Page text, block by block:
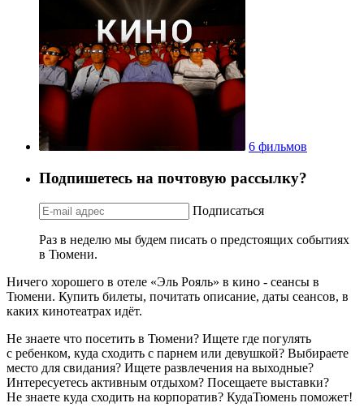
6 фильмов
Подпишетесь на почтовую рассылку?
Подписаться
Раз в неделю мы будем писать о предстоящих событиях
в Тюмени.
Ничего хорошего в отеле «Эль Рояль» в кино - сеансы в
Тюмени. Купить билеты, почитать описание, даты сеансов, в
каких кинотеатрах идёт.
Не знаете что посетить в Тюмени? Ищете где погулять
с ребенком, куда сходить с парнем или девушкой? Выбираете
место для свидания? Ищете развлечения на выходные?
Интересуетесь активным отдыхом? Посещаете выставки?
Не знаете куда сходить на корпоратив? КудаТюмень поможет!